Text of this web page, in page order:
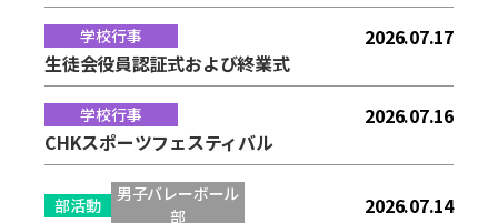
学校行事
2026.07.17
生徒会役員認証式および終業式
学校行事
2026.07.16
CHKスポーツフェスティバル
部活動
男子バレーボール
部
2026.07.14